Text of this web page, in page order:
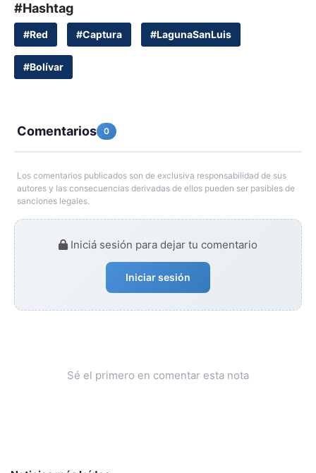
#Hashtag
#Red #Captura #LagunaSanLuis
#Bolívar
Comentarios 0
Los comentarios publicados son de exclusiva responsabilidad de sus
autores y las consecuencias derivadas de ellos pueden ser pasibles de
sanciones legales.
Iniciá sesión para dejar tu comentario
Iniciar sesión
Sé el primero en comentar esta nota